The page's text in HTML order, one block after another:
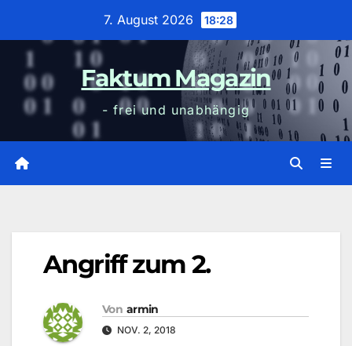
7. August 2026 18:28
Faktum Magazin
- frei und unabhängig
Angriff zum 2.
Von armin
NOV. 2, 2018